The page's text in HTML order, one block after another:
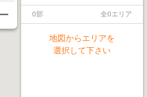
0部 全0エリア
地図からエリアを
選択して下さい